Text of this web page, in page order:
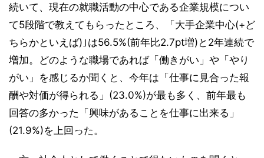
続いて、現在の就職活動の中心である企業規模につい
て5段階で教えてもらったところ、「大手企業中心(+ど
ちらかといえば)｣は56.5%(前年比2.7pt増)と2年連続で
増加。どのような職場であれば「働きがい」や「やり
がい」を感じるか聞くと、今年は「仕事に見合った報
酬や対価が得られる」(23.0%)が最も多く、前年最も
回答の多かった「興味があることを仕事に出来る」
(21.9%)を上回った。